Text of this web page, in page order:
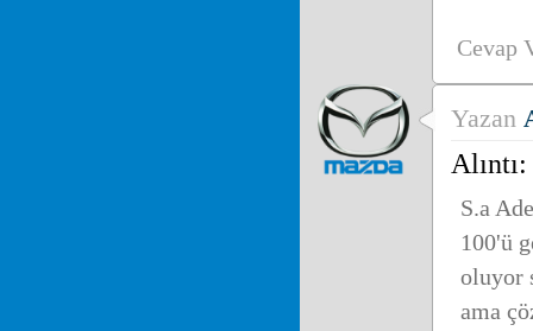
Cevap
Yazan
S.a
100'ü
oluyor
ama